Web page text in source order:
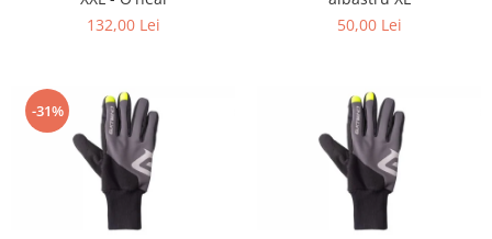
132,00 Lei
50,00 Lei
-31%